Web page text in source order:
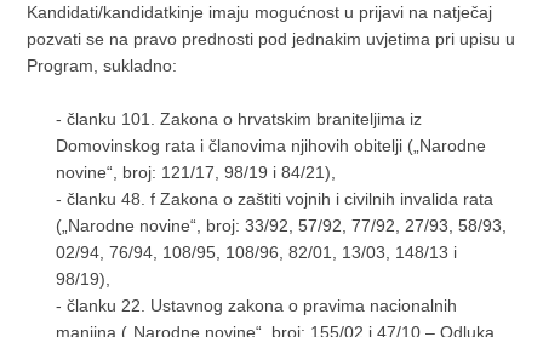
Kandidati/kandidatkinje imaju mogućnost u prijavi na natječaj
pozvati se na pravo prednosti pod jednakim uvjetima pri upisu u
Program, sukladno:
- članku 101. Zakona o hrvatskim braniteljima iz
Domovinskog rata i članovima njihovih obitelji („Narodne
novine“, broj: 121/17, 98/19 i 84/21),
- članku 48. f Zakona o zaštiti vojnih i civilnih invalida rata
(„Narodne novine“, broj: 33/92, 57/92, 77/92, 27/93, 58/93,
02/94, 76/94, 108/95, 108/96, 82/01, 13/03, 148/13 i
98/19),
- članku 22. Ustavnog zakona o pravima nacionalnih
manjina („Narodne novine“, broj: 155/02 i 47/10 – Odluka